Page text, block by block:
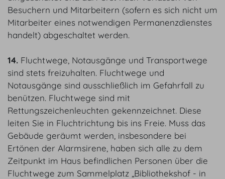
Besuchern und Mitarbeitern (sofern es sich nicht um
Mitarbeiter eines notwendigen Permanenzdienstes
handelt) abgeschaltet werden.
14. Fluchtwege, Notausgänge und Transportwege
sind stets freizuhalten. Fluchtwege und
Notausgänge sind ausschließlich im Gefahrfall zu
benützen. Fluchtwege sind mit
Rettungszeichenleuchten gekennzeichnet. Diese
leiten Sie in Fluchtrichtung bis ins Freie. Muss das
Gebäude geräumt werden, insbesondere bei
Ertönen der Alarmsirene, haben sich alle zu dem
Zeitpunkt im Haus befindlichen Personen über die
Fluchtwege zum Sammelplatz „Bibliothekshof - in